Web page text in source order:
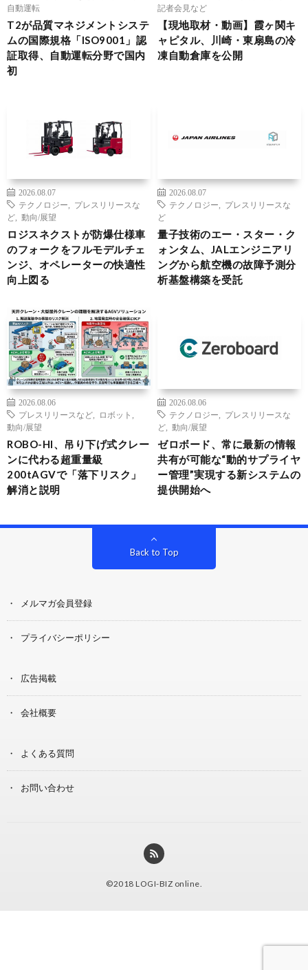
自動運転
T2が品質マネジメントシステ
ムの国際規格「ISO9001」認
証取得、自動運転分野で国内
初
記者会見など
【現地取材・動画】霞ヶ関キ
ャピタル、川崎・東扇島の冷
凍自動倉庫を公開
2026.08.07
テクノロジー
プレスリリースな
ど
動向/展望
ロジスネクストが防爆仕様車
のフォークをフルモデルチェ
ンジ、オペレーターの快適性
向上図る
2026.08.07
テクノロジー
プレスリリースな
ど
量子技術のエー・スター・ク
ォンタム、JALエンジニアリ
ングから航空機の故障予測分
析基盤構築を受託
2026.08.06
プレスリリースなど
ロボット
動向/展望
ROBO-HI、吊り下げ式クレー
ンに代わる超重量級
200tAGVで「落下リスク」
解消と説明
2026.08.06
テクノロジー
プレスリリースな
ど
動向/展望
ゼロボード、常に最新の情報
共有が可能な“動的サプライヤ
ー管理”実現する新システムの
提供開始へ
Back to Top
メルマガ会員登録
プライバシーポリシー
広告掲載
会社概要
よくある質問
お問い合わせ
©2018 LOGI-BIZ online